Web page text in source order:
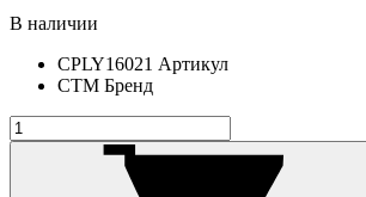
В наличии
CPLY16021 Артикул
СТМ Бренд